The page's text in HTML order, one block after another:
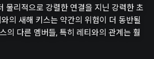
물리적으로 강렬한 연결을 지닌 강력한 초
의 새해 키스는 약간의 위험이 더 동반될
의 다른 멤버들, 특히 레티와의 관계는 훨